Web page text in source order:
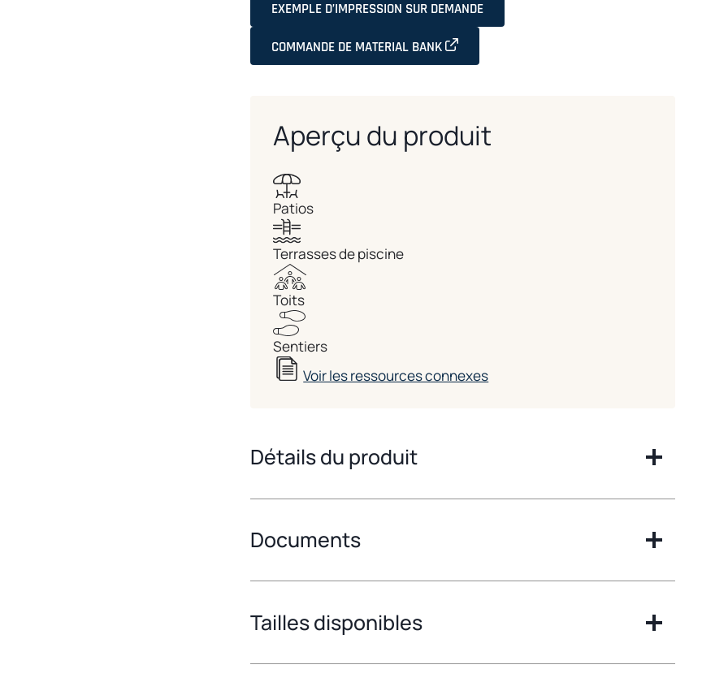
EXEMPLE D’IMPRESSION SUR DEMANDE
COMMANDE DE MATERIAL BANK OPENS IN A NEW TAB
Aperçu du produit
Patios
Terrasses de piscine
Toits
Sentiers
Voir les ressources connexes
Détails du produit
Documents
Tailles disponibles